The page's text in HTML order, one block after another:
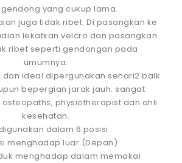
yang cukup lama.
juga tidak ribet. Di pasangkan ke
lekatkan velcro dan pasangkan
ribet seperti gendongan pada
umumnya.
dan ideal dipergunakan sehari2 baik
bepergian jarak jauh. sangat
physiotherapist dan ahli
kesehatan.
dalam 6 posisi :
menghadap luar (Depan)
menghadap dalam memakai